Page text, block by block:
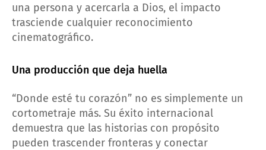
una persona y acercarla a Dios, el impacto
trasciende cualquier reconocimiento
cinematográfico.
Una producción que deja huella
“Donde esté tu corazón” no es simplemente un
cortometraje más. Su éxito internacional
demuestra que las historias con propósito
pueden trascender fronteras y conectar